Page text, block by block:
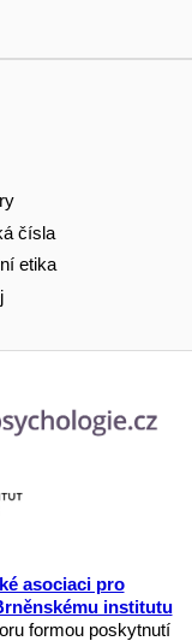
čísla
etika
asociaci pro
institutu
formou poskytnutí